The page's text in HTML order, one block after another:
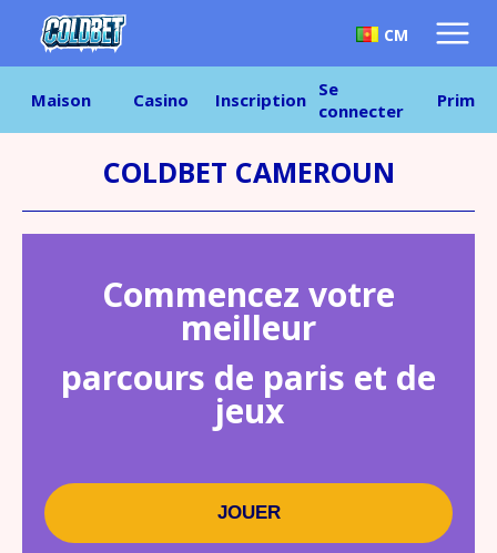
CM
Maison Casino Inscription Se
connecter
Prime
COLDBET CAMEROUN
Commencez votre
meilleur
parcours de paris et de
jeux
JOUER